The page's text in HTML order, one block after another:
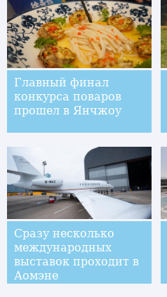
Главный финал
конкурса поваров
прошел в Янчжоу
Сразу несколько
международных
выставок проходит в
Аомэне